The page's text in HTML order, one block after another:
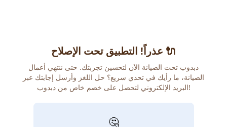
عذراً! التطبيق تحت الإصلاح 🔌
دبدوب تحت الصيانة الآن لتحسين تجربتك. حتى ننتهي أعمال
الصيانة، ما رأيك في تحدي سريع؟ حل اللغز وأرسل إجابتك عبر
البريد الإلكتروني لتحصل على خصم خاص من دبدوب!
🤔